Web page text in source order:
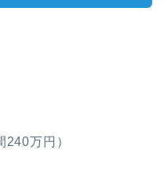
万円）